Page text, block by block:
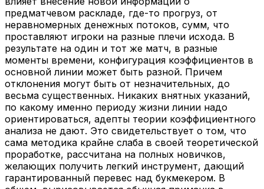
предматчевом раскладе, где-то прогруз, от
неравномерных денежных потоков, сумм, что
проставляют игроки на разные плечи исхода. В
результате на один и тот же матч, в разные
моменты времени, конфигурация коэффициентов в
основной линии может быть разной. Причем
отклонения могут быть от незначительных, до
весьма существенных. Никаких внятных указаний,
по какому именно периоду жизни линии надо
ориентироваться, адепты теории коэффициентного
анализа не дают. Это свидетельствует о том, что
сама методика крайне слаба в своей теоретической
проработке, рассчитана на полных новичков,
желающих получить легкий инструмент, дающий
гарантированный перевес над букмекером. В